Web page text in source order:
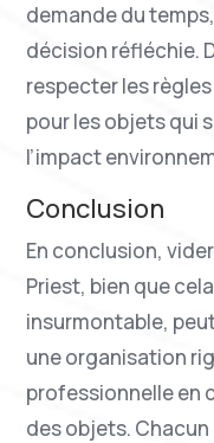
demande du
décision réfléchie.
respecter les
pour les objets qui
l’impact
Conclusion
En conclusion,
Priest, bien que
insurmontable,
une organisation
professionnelle en
des objets.